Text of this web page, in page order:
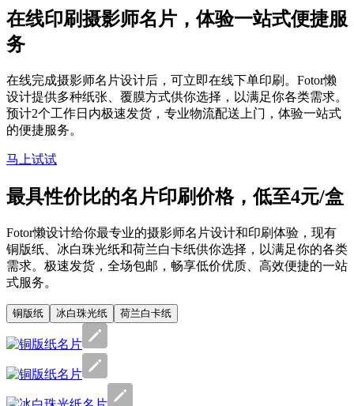
在线印刷摄影师名片，体验一站式便捷服
务
在线完成摄影师名片设计后，可立即在线下单印刷。Fotor懒
设计提供多种纸张、覆膜方式供你选择，以满足你各类需求。
预计2个工作日内极速发货，专业物流配送上门，体验一站式
的便捷服务。
马上试试
最具性价比的名片印刷价格，低至4元/盒
Fotor懒设计给你最专业的摄影师名片设计和印刷体验，现有
铜版纸、冰白珠光纸和荷兰白卡纸供你选择，以满足你的各类
需求。极速发货，全场包邮，畅享低价优质、高效便捷的一站
式服务。
铜版纸 冰白珠光纸 荷兰白卡纸